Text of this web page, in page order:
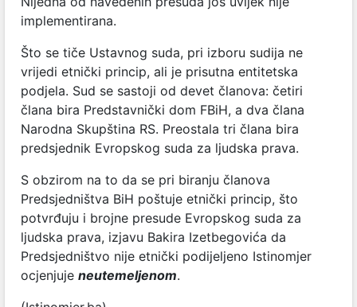
implementirana.
Što se tiče Ustavnog suda, pri izboru sudija ne
vrijedi etnički princip, ali je prisutna entitetska
podjela. Sud se sastoji od devet članova: četiri
člana bira Predstavnički dom FBiH, a dva člana
Narodna Skupština RS. Preostala tri člana bira
predsjednik Evropskog suda za ljudska prava.
S obzirom na to da se pri biranju članova
Predsjedništva BiH poštuje etnički princip, što
potvrđuju i brojne presude Evropskog suda za
ljudska prava, izjavu Bakira Izetbegovića da
Predsjedništvo nije etnički podijeljeno Istinomjer
ocjenjuje neutemeljenom.